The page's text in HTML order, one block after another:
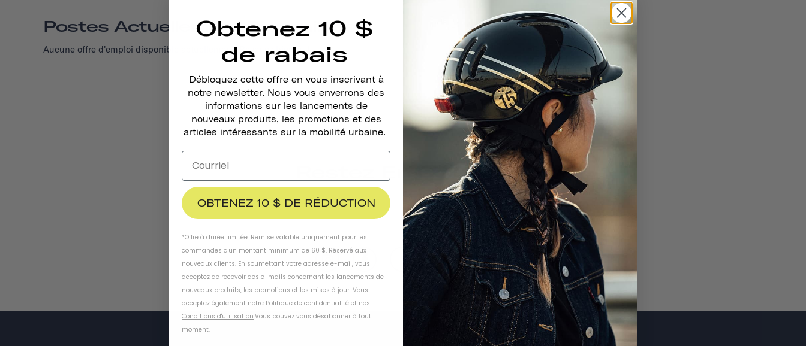
Postes Actuellement Disponibles
Aucune offre d'emploi disponible actuellement. Revenez bientôt !
Restez En Contact
S'ABONNER
Obtenez 10 $
de rabais
Débloquez cette offre en vous inscrivant à
notre newsletter. Nous vous enverrons des
informations sur les lancements de
nouveaux produits, les promotions et des
articles intéressants sur la mobilité urbaine.
OBTENEZ 10 $ DE RÉDUCTION
*Offre à durée limitée. Remise valable uniquement pour les
commandes d'un montant minimum de 60 $. Réservé aux
nouveaux clients. En soumettant votre adresse e-mail, vous
acceptez de recevoir des e-mails concernant les lancements de
nouveaux produits, les promotions et les mises à jour. Vous
acceptez également notre Politique de confidentialité et nos
Conditions d'utilisation.Vous pouvez vous désabonner à tout
moment.